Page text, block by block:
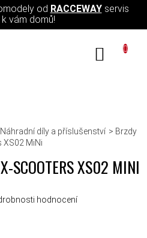
od RACCEWAYservis
vám domů!
Náhradní díly a příslušenství
Brzdy
XS02 MiNi
SCOOTERS XS02 MINI
je 0,0 z 5 hvězdiček.
hodnocení